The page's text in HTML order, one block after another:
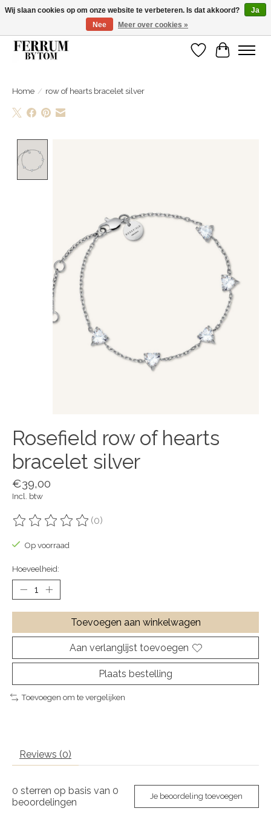
Wij zijn gelsoten van 14 tm 18 februari
Verlanglijst
Home / row of hearts bracelet silver
Rosefield row of hearts
bracelet silver
€39,00
Incl. btw
De beoordeling van dit product is
(0)
Op voorraad
Hoeveelheid:
Toevoegen aan winkelwagen
Aan verlanglijst toevoegen
Plaats bestelling
Toevoegen om te vergelijken
Reviews (0)
0 sterren op basis van 0
beoordelingen
Je beoordeling toevoegen
Wij slaan cookies op om onze website te verbeteren. Is dat akkoord?
Ja
Nee
Meer over cookies »